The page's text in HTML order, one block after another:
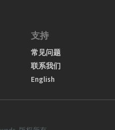
支持
常见问题
联系我们
English